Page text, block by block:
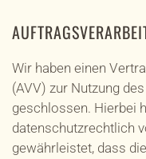
Wir haben einen
(AVV) zur Nutzung
geschlossen. Hierbei
datenschutzrechtlich
gewährleistet, dass